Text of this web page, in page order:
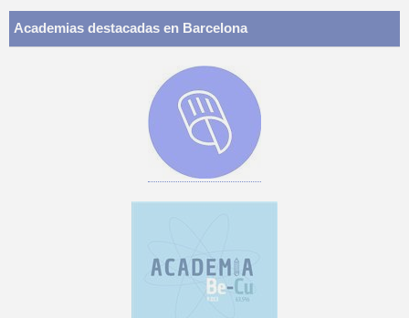
Academias destacadas en Barcelona